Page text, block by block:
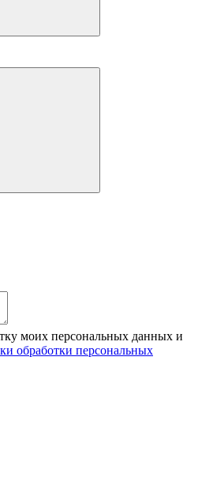
моих персональных данных и
обработки персональных